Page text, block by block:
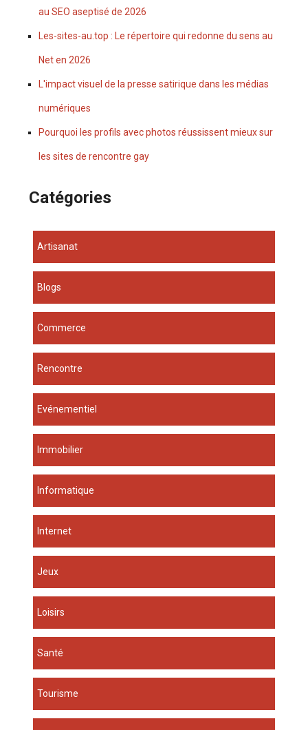
au SEO aseptisé de 2026
Les-sites-au.top : Le répertoire qui redonne du sens au
Net en 2026
L'impact visuel de la presse satirique dans les médias
numériques
Pourquoi les profils avec photos réussissent mieux sur
les sites de rencontre gay
Catégories
Artisanat
Blogs
Commerce
Rencontre
Evénementiel
Immobilier
Informatique
Internet
Jeux
Loisirs
Santé
Tourisme